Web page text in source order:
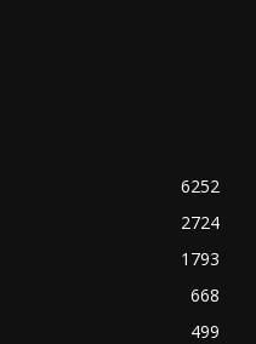
6252
2724
1793
668
499